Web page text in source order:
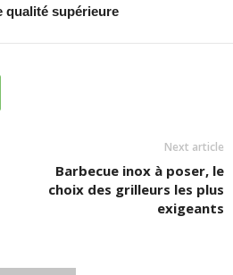
qualité supérieure
Next article
Barbecue inox à poser, le
choix des grilleurs les plus
exigeants